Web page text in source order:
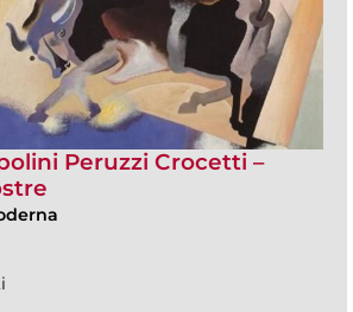
Peruzzi Crocetti –